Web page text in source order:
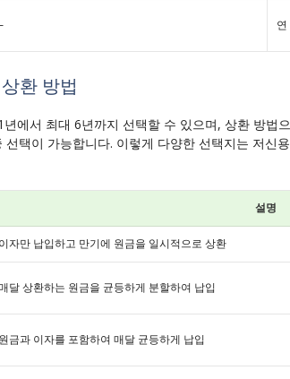
환 방법
에서 최대 6년까지 선택할 수 있으며, 상환 방법
선택이 가능합니다. 이렇게 다양한 선택지는 저신
설명
이자만 납입하고 만기에 원금을 일시적으로 상환
달 상환하는 원금을 균등하게 분할하여 납입
원금과 이자를 포함하여 매달 균등하게 납입